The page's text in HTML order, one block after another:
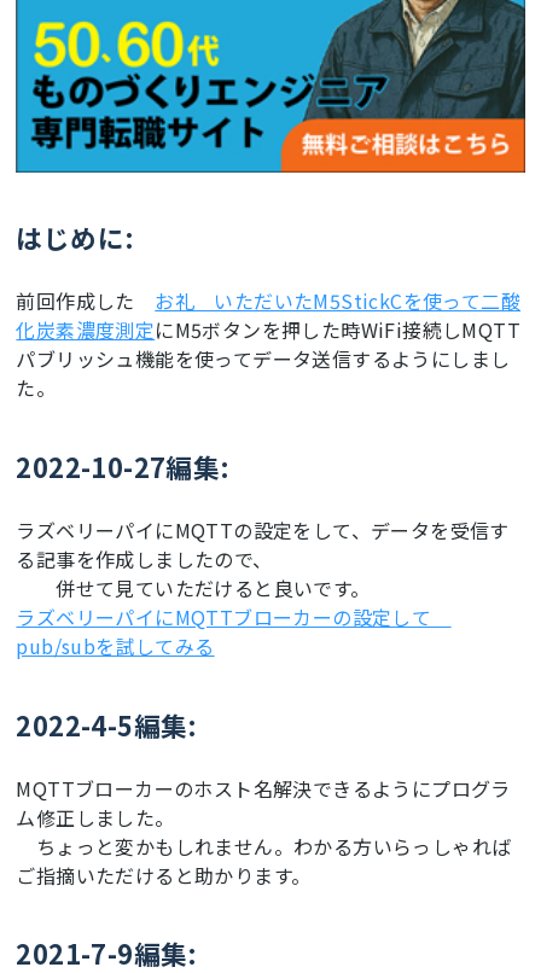
はじめに:
前回作成した お礼 いただいたM5StickCを使って二酸
化炭素濃度測定にM5ボタンを押した時WiFi接続しMQTT
パブリッシュ機能を使ってデータ送信するようにしまし
た。
2022-10-27編集:
ラズベリーパイにMQTTの設定をして、データを受信す
る記事を作成しましたので、
併せて見ていただけると良いです。
ラズベリーパイにMQTTブローカーの設定して
pub/subを試してみる
2022-4-5編集:
MQTTブローカーのホスト名解決できるようにプログラ
ム修正しました。
ちょっと変かもしれません。わかる方いらっしゃれば
ご指摘いただけると助かります。
2021-7-9編集: